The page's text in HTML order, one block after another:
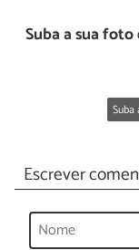
Suba a sua foto
Escrever